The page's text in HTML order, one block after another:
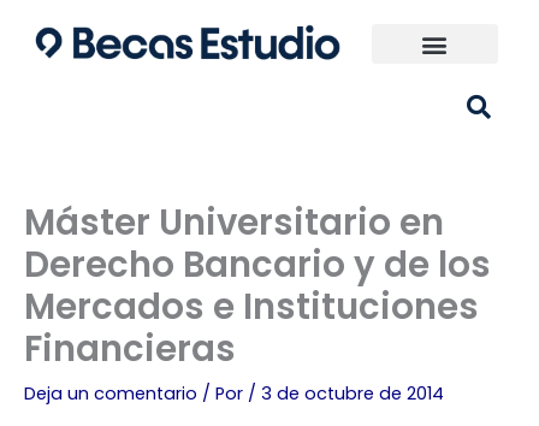
Máster Universitario en
Derecho Bancario y de los
Mercados e Instituciones
Financieras
Deja un comentario / Por / 3 de octubre de 2014